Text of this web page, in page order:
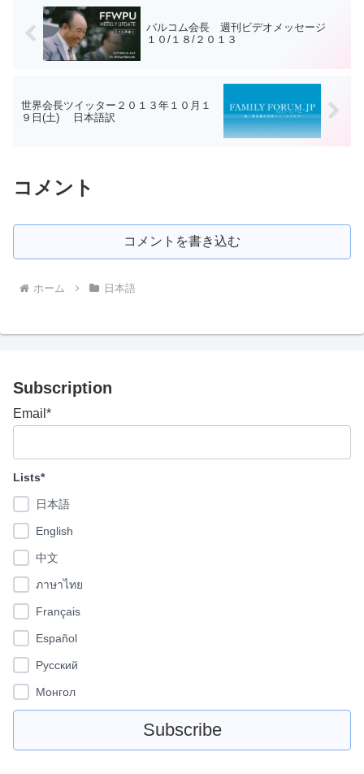
バルコム会長 週刊ビデオメッセージ
１０/１８/２０１３
世界会長ツイッター２０１３年１０月１
９日(土) 日本語訳
コメント
コメントを書き込む
ホーム 日本語
Subscription
Email*
Lists*
日本語
English
中文
ภาษาไทย
Français
Español
Pусский
Монгол